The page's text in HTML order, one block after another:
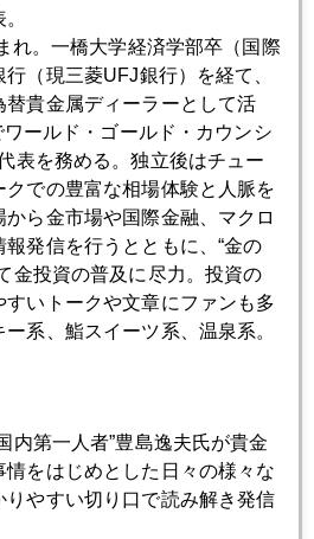
０ドル台で高値引け、２３００ド
ル乗せ
ハト派９名の危うさ、円安も左右
れ。一橋大学経済学部卒（国際
（現三菱UFJ銀行）を経て、
替貴金属ディーラーとして活
ールド・ゴールド・カウンシ
表を務める。独立後はチュー
クでの豊富な相場体験と人脈を
から金市場や国際金融、マクロ
発信を行うとともに、“金の
金投資の普及に尽力。投資の
いトークや文章にファンも多
系、鮨スイーツ系、温泉系。
内第一人者”豊島逸夫氏が貴金
情をはじめとした日々の様々な
りやすい切り口で読み解き発信